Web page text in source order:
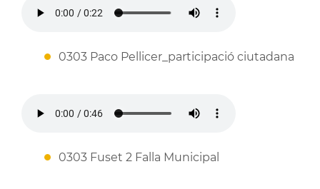
0303 Paco Pellicer_participació ciutadana
0303 Fuset 2 Falla Municipal